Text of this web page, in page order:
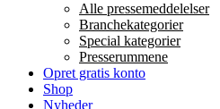
Alle pressemeddelelser
Branchekategorier
Special kategorier
Presserummene
Opret gratis konto
Shop
Nyheder